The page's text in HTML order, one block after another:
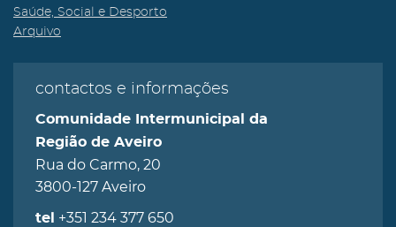
Saúde, Social e Desporto
Arquivo
contactos e informações
Comunidade Intermunicipal da
Região de Aveiro
Rua do Carmo, 20
3800-127 Aveiro
tel +351 234 377 650